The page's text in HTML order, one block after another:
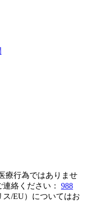
療行為ではありませ
絡ください：
988
ス/EU）についてはお